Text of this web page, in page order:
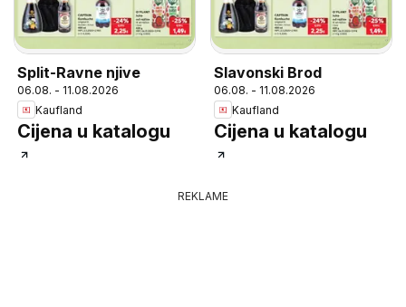
Split-Ravne njive
06.08. - 11.08.2026
Kaufland
Cijena u katalogu
Slavonski Brod
06.08. - 11.08.2026
Kaufland
Cijena u katalogu
REKLAME